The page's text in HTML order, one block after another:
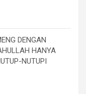
DENGAN
HANYA
NUTUPI